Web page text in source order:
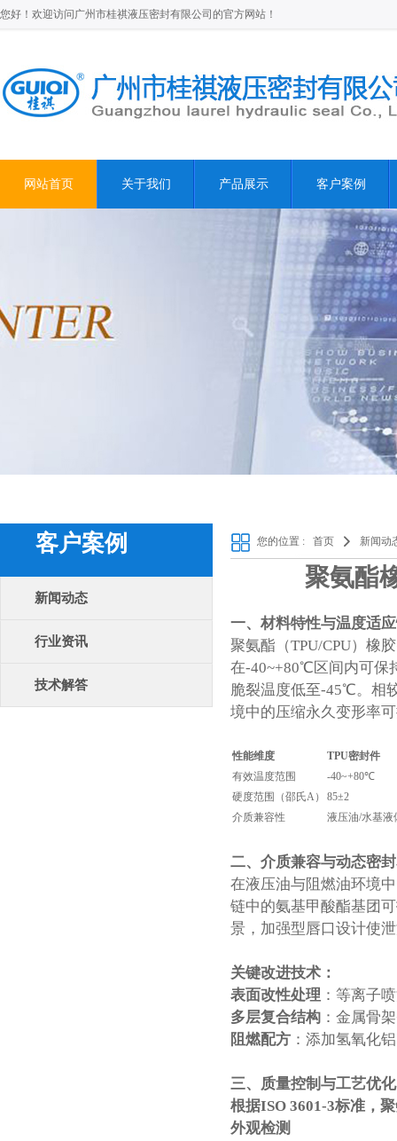
您好！欢迎访问广州市桂祺液压密封有限公司的官方网站！
网站首页 关于我们 产品展示 客户案例
客户案例
新闻动态
行业资讯
技术解答
您的位置 : 首页 新闻动
聚氨酯
一、材料特性与温度适
聚氨酯（TPU/CPU） 橡
在-40~+80℃区间内可保
脆裂温度低至-45℃。相
境中的压缩永久变形率
性能维度 TPU密封件
有效温度范围
-40~+80℃
硬度范围（邵氏A）
85±2
介质兼容性
液压油/水基液
二、介质兼容与动态密
在液压油与阻燃油环境
链中的氨基甲酸酯基团
景，加强型唇口设计使
关键改进技术：
表面改性处理 ：等离子
多层复合结构 ：金属骨
阻燃配方 ：添加氢氧化
三、质量控制与工艺优化
根据ISO 3601-3标准，
外观检测